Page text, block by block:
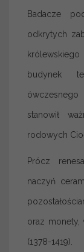
Badacze
odkrytych
budynek
stanowił
rodowych
Prócz
naczyń
oraz monety,
(1378-1419).